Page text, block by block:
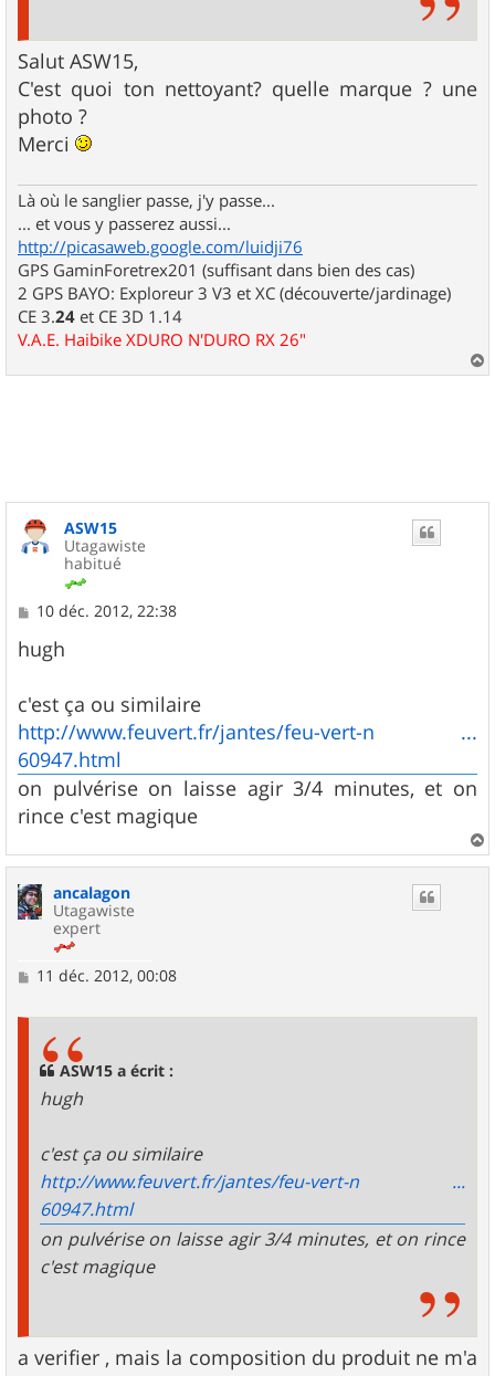
Salut ASW15,
C'est quoi ton nettoyant? quelle marque ? une
photo ?
Merci
Là où le sanglier passe, j'y passe...
... et vous y passerez aussi...
http://picasaweb.google.com/luidji76
GPS GaminForetrex201 (suffisant dans bien des cas)
2 GPS BAYO: Exploreur 3 V3 et XC (découverte/jardinage)
CE 3.24 et CE 3D 1.14
V.A.E. Haibike XDURO N'DURO RX 26"
a
ASW15
Utagawiste
habitué
M
s
s
g
e
10 déc. 2012, 22:38
hugh
c'est ça ou similaire
http://www.feuvert.fr/jantes/feu-vert-n ...
60947.html
on pulvérise on laisse agir 3/4 minutes, et on
rince c'est magique
a
ancalagon
Utagawiste
expert
M11 déc. 2012, 00:08
ASW15 a écrit :
hugh
c'est ça ou similaire
http://www.feuvert.fr/jantes/feu-vert-n ...
60947.html
on pulvérise on laisse agir 3/4 minutes, et on rince
c'est magique
a verifier , mais la composition du produit ne m'a